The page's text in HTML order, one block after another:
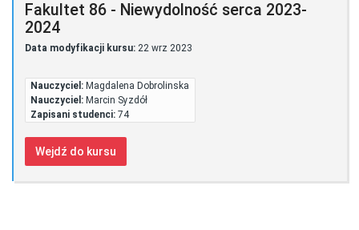
Fakultet 86 - Niewydolność serca 2023-
2024
Data modyfikacji kursu: 22 wrz 2023
Nauczyciel: Magdalena Dobrolinska
Nauczyciel: Marcin Syzdół
Zapisani studenci: 74
Wejdź do kursu